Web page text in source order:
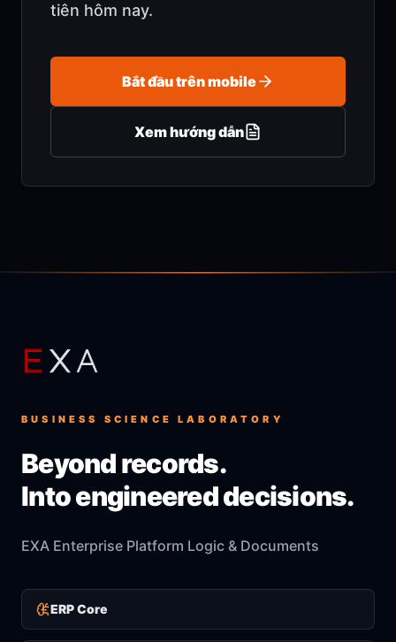
tiên hôm nay.
Bắt đầu trên mobile
Xem hướng dẫn
BUSINESS SCIENCE LABORATORY
Beyond records.
Into engineered decisions.
EXA Enterprise Platform Logic & Documents
ERP Core